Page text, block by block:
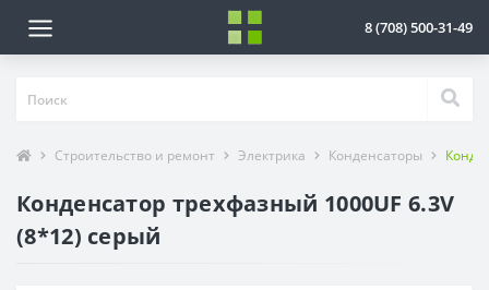
8 (708) 500-31-49
Строительство и ремонт Электрика Конденсаторы
Конденсатор трехфазный 1000UF 6.3V
(8*12) серый